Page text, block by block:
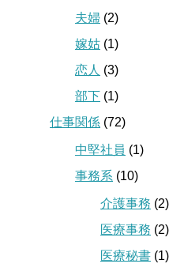
夫婦 (2)
嫁姑 (1)
恋人 (3)
部下 (1)
仕事関係 (72)
中堅社員 (1)
事務系 (10)
介護事務 (2)
医療事務 (2)
医療秘書 (1)